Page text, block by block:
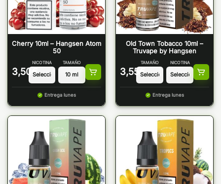
Cherry 10ml – Hangsen Atom
50
3,50 €
NICOTINA TAMAÑO
Entrega lunes
Old Town Tobacco 10ml –
Truvape by Hangsen
3,55 €
TAMAÑO NICOTINA
Entrega lunes